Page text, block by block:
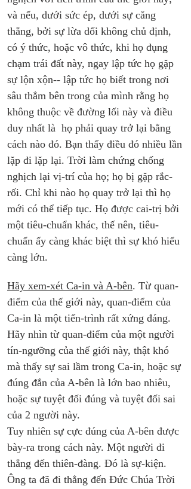
và nếu, dưới sức ép, dưới sự căng
thẳng, bởi sự lừa dối không chủ định,
có ý thức, hoặc vô thức, khi họ đụng
chạm trái đất này, ngay lập tức họ gặp
sự lộn xộn-- lập tức họ biết trong nơi
sâu thẳm bên trong của mình rằng họ
không thuộc về đường lối này và điều
duy nhất là  họ phải quay trở lại bằng
cách nào đó. Bạn thấy điều đó nhiều lần
lặp đi lặp lại. Trời làm chứng chống
nghịch lại vị-trí của họ; họ bị gặp rắc-
rối. Chỉ khi nào họ quay trở lại thì họ
mới có thể tiếp tục. Họ được cai-trị bởi
một tiêu-chuẩn khác, thế nên, tiêu-
chuẩn ấy càng khác biệt thì sự khó hiểu
càng lớn.
Hãy xem-xét Ca-in và A-bên. Từ quan-
điểm của thế giới này, quan-điểm của
Ca-in là một tiến-trình rất xứng đáng.
Hãy nhìn từ quan-điểm của một người
tín-ngưỡng của thế giới này, thật khó
mà thấy sự sai lầm trong Ca-in, hoặc sự
đúng đắn của A-bên là lớn bao nhiêu,
hoặc sự tuyệt đối đúng và tuyệt đối sai
của 2 người này.
Tuy nhiên sự cực đúng của A-bên được
bày-ra trong cách này. Một người đi
thẳng đến thiên-đàng. Đó là sự-kiện.
Ông ta đã đi thẳng đến Đức Chúa Trời